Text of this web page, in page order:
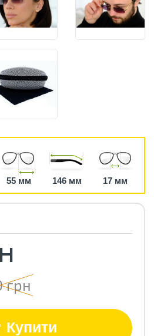
55 мм 146 мм 17 мм
грн
Купити